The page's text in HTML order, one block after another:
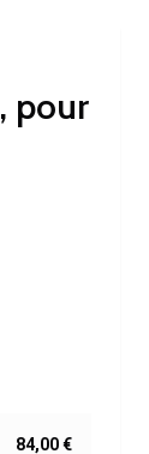
pour
84,00 €